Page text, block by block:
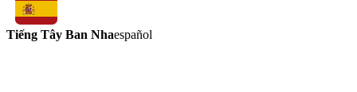
Tiếng Tây Ban Nhaespañol